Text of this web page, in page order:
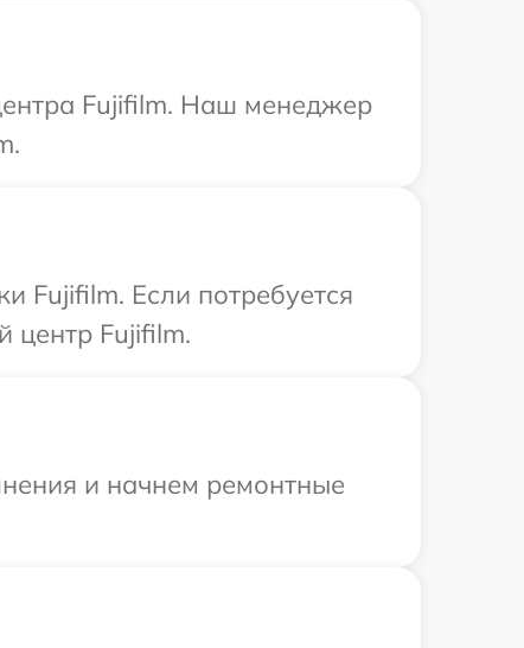
Fujifilm. Наш менеджер
Fujifilm. Если потребуется
центр Fujifilm.
и начнем ремонтные